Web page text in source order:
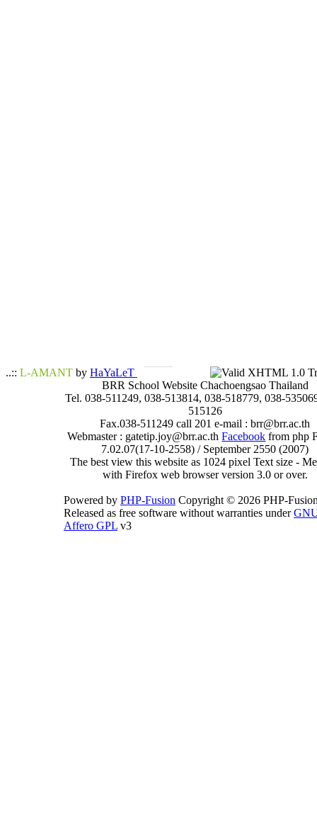
..:: L-AMANT by HaYaLeT
BRR School Website Chachoengsao Thailand
Tel. 038-511249, 038-513814, 038-518779, 038-
515126
Fax.038-511249 call 201 e-mail : brr@brr.ac.th
Webmaster : gatetip.joy@brr.ac.thFacebook from php
7.02.07(17-10-2558) / September 2550 (2007)
The best view this website as 1024 pixel Text size -
with Firefox web browser version 3.0 or over.
Powered by PHP-Fusion Copyright © 2026 PHP-
Released as free software without warranties under
Affero GPL v3